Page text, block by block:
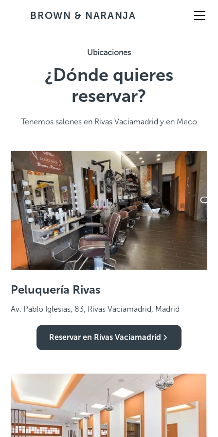
BROWN & NARANJA
Ubicaciones
¿Dónde quieres
reservar?
Tenemos salones en Rivas Vaciamadrid y en Meco
Peluquería Rivas
Av. Pablo Iglesias, 83, Rivas Vaciamadrid, Madrid
Reservar en Rivas Vaciamadrid